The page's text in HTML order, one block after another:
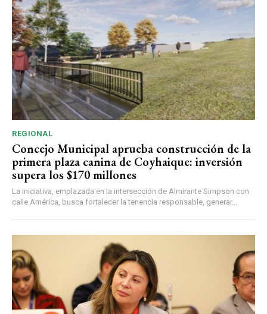
REGIONAL
Concejo Municipal aprueba construcción de la
primera plaza canina de Coyhaique: inversión
supera los $170 millones
La iniciativa, emplazada en la intersección de Almirante Simpson con
calle América, busca fortalecer la tenencia responsable, generar...